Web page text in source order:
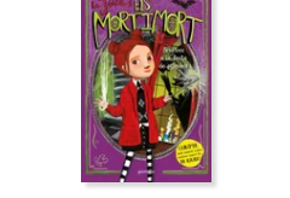
50%
dcto.